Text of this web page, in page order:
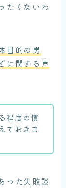
たくないわ
目的の男
に関する声
程度の慣
ておきま
った失敗談